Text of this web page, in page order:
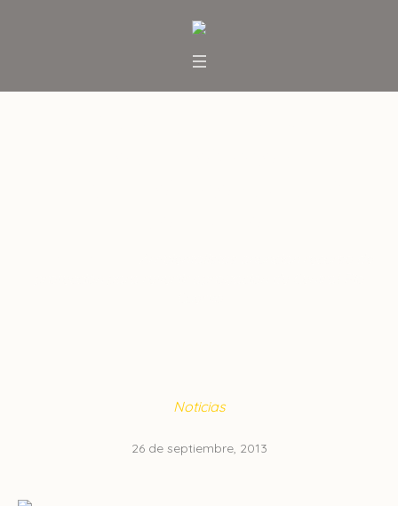
Noticias
26 de septiembre, 2013